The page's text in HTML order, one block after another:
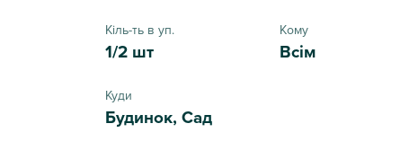
Кіль-ть в уп.
1/2 шт
Кому
Всім
Куди
Будинок, Сад